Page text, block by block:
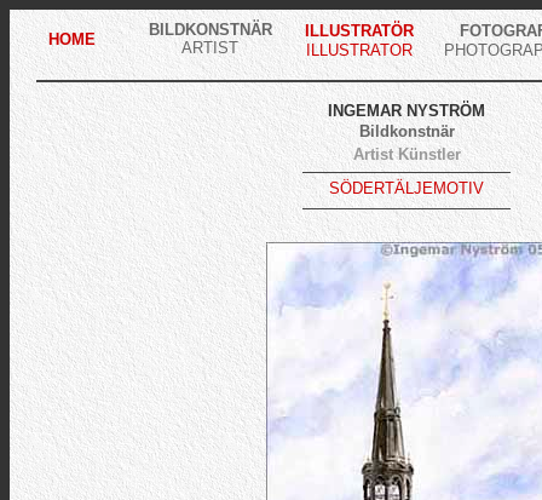
HOME
BILDKONSTNÄR
ARTIST
ILLUSTRATÖR
ILLUSTRATOR
INGEMAR NYSTRÖM
Bildkonstnär
Artist Künstler
SÖDERTÄLJEMOTIV